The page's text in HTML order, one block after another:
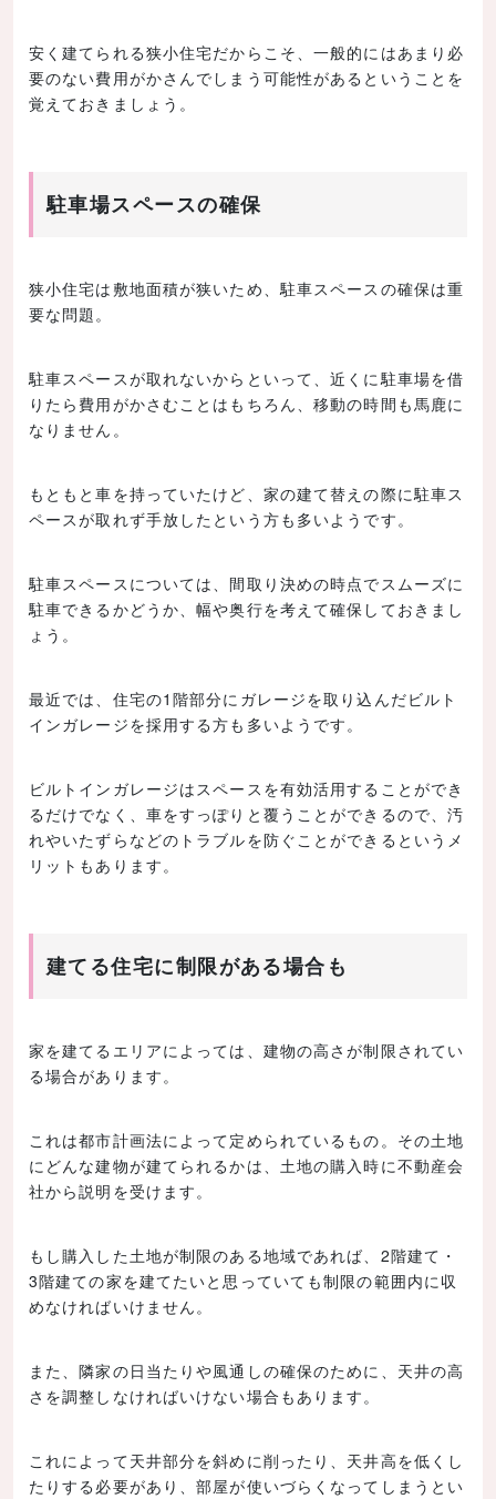
安く建てられる狭小住宅だからこそ、一般的にはあまり必
要のない費用がかさんでしまう可能性があるということを
覚えておきましょう。
駐車場スペースの確保
狭小住宅は敷地面積が狭いため、駐車スペースの確保は重
要な問題。
駐車スペースが取れないからといって、近くに駐車場を借
りたら費用がかさむことはもちろん、移動の時間も馬鹿に
なりません。
もともと車を持っていたけど、家の建て替えの際に駐車ス
ペースが取れず手放したという方も多いようです。
駐車スペースについては、間取り決めの時点でスムーズに
駐車できるかどうか、幅や奥行を考えて確保しておきまし
ょう。
最近では、住宅の1階部分にガレージを取り込んだビルト
インガレージを採用する方も多いようです。
ビルトインガレージはスペースを有効活用することができ
るだけでなく、車をすっぽりと覆うことができるので、汚
れやいたずらなどのトラブルを防ぐことができるというメ
リットもあります。
建てる住宅に制限がある場合も
家を建てるエリアによっては、建物の高さが制限されてい
る場合があります。
これは都市計画法によって定められているもの。その土地
にどんな建物が建てられるかは、土地の購入時に不動産会
社から説明を受けます。
もし購入した土地が制限のある地域であれば、2階建て・
3階建ての家を建てたいと思っていても制限の範囲内に収
めなければいけません。
また、隣家の日当たりや風通しの確保のために、天井の高
さを調整しなければいけない場合もあります。
これによって天井部分を斜めに削ったり、天井高を低くし
たりする必要があり、部屋が使いづらくなってしまうとい